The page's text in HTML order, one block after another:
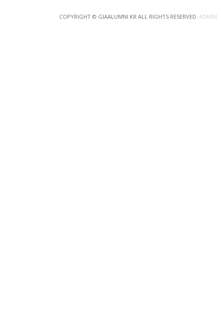
COPYRIGHT © GIAALUMNI.KR ALL RIGHTS RESERVED. ADMIN